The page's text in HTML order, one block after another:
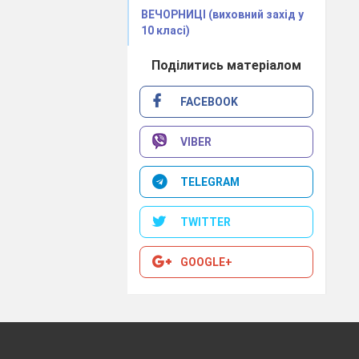
ВЕЧОРНИЦІ (виховний захід у
10 класі)
Поділитись матеріалом
FACEBOOK
VIBER
TELEGRAM
TWITTER
GOOGLE+